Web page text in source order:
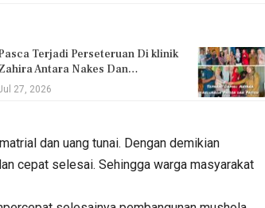
Terjadi Perseteruan Di klinik
Antara Nakes Dan…
27, 2026
dan uang tunai. Dengan demikian
cepat selesai. Sehingga warga masyarakat